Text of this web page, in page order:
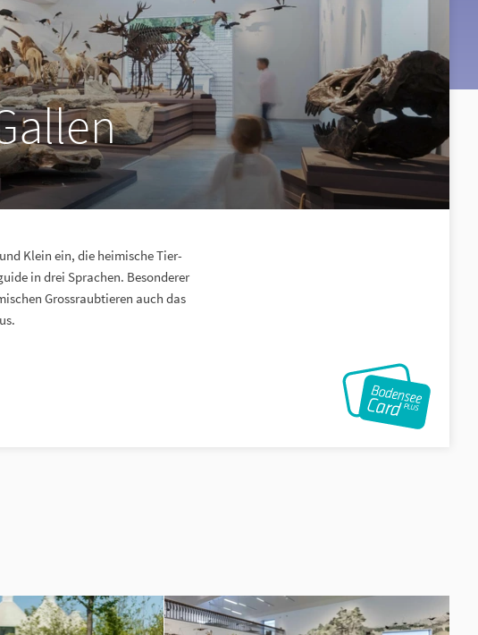
Klein ein, die heimische Tier-
in drei Sprachen. Besonderer
Grossraubtieren auch das